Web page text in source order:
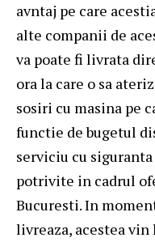
avntaj pe care
alte companii de
va poate fi livrata
ora la care o sa
sosiri cu masina pe
functie de bugetul
serviciu cu
potrivite in cadrul
Bucuresti. In
livreaza, acestea